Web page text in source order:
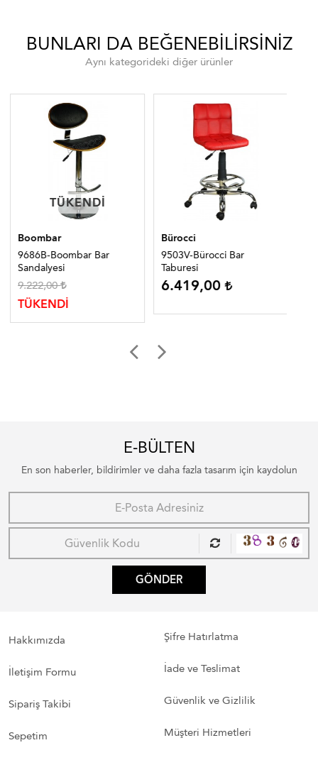
BUNLARI DA BEĞENEBILIRSINIZ
Aynı kategorideki diğer ürünler
TÜKENDI
TÜKENDI
Boombar
9686B-Boombar Bar
Sandalyesi
9.222,00
TÜKENDİ
Bürocci
9503V-Bürocci Bar
Taburesi
6.419,00
E-BÜLTEN
En son haberler, bildirimler ve daha fazla tasarım için kaydolun
GÖNDER
Hakkımızda
İletişim Formu
Sipariş Takibi
Sepetim
Şifre Hatırlatma
İade ve Teslimat
Güvenlik ve Gizlilik
Müşteri Hizmetleri